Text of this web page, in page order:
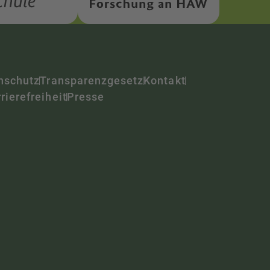
TransparenzgesetzKontakt
Presse